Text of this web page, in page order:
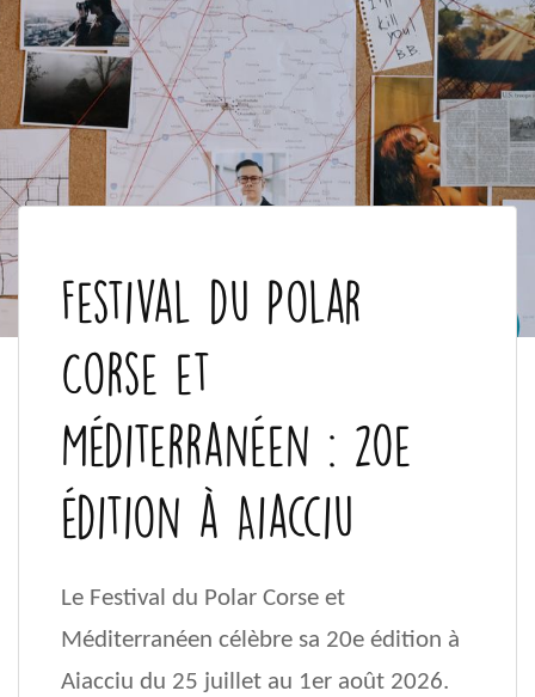
Festival du Polar
Corse et
Méditerranéen : 20e
édition à Aiacciu
Le Festival du Polar Corse et
Méditerranéen célèbre sa 20e édition à
Aiacciu du 25 juillet au 1er août 2026.